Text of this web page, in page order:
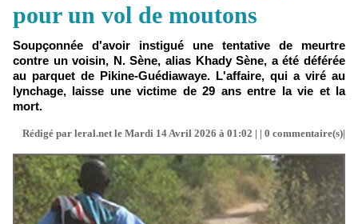
pour un vol de moutons
Soupçonnée d'avoir instigué une tentative de meurtre
contre un voisin, N. Sène, alias Khady Sène, a été déférée
au parquet de Pikine-Guédiawaye. L'affaire, qui a viré au
lynchage, laisse une victime de 29 ans entre la vie et la
mort.
Rédigé par leral.net le Mardi 14 Avril 2026 à 01:02 | | 0 commentaire(s)|